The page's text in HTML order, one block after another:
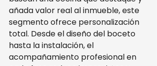
añada valor real al inmueble, este
segmento ofrece personalización
total. Desde el diseño del boceto
hasta la instalación, el
acompañamiento profesional en